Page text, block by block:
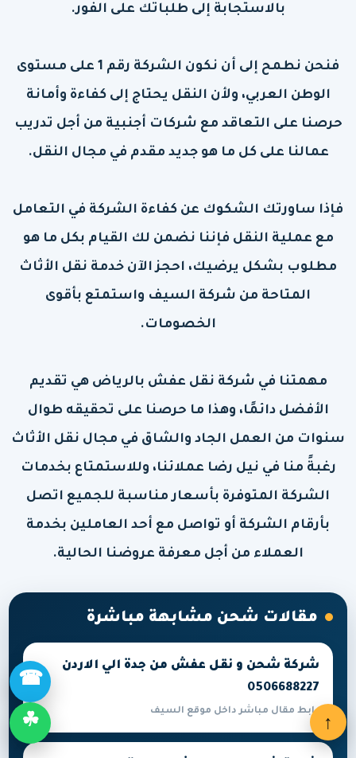
بالاستجابة إلى طلباتك على الفور.
فنحن نطمح إلى أن نكون الشركة رقم 1 على مستوى
الوطن العربي، ولأن النقل يحتاج إلى كفاءة وأمانة
حرصنا على التعاقد مع شركات أجنبية من أجل تدريب
عمالنا على كل ما هو جديد مقدم في مجال النقل.
فإذا ساورتك الشكوك عن كفاءة الشركة في التعامل
مع عملية النقل فإننا نضمن لك القيام بكل ما هو
مطلوب بشكل يرضيك، احجز الآن خدمة نقل الأثاث
المتاحة من شركة السيف واستمتع بأقوى
الخصومات.
مهمتنا في شركة نقل عفش بالرياض هي تقديم
الأفضل دائمًا، وهذا ما حرصنا على تحقيقه طوال
سنوات من العمل الجاد والشاق في مجال نقل الأثاث
رغبةً منا في نيل رضا عملائنا، وللاستمتاع بخدمات
الشركة المتوفرة بأسعار مناسبة للجميع اتصل
بأرقام الشركة أو تواصل مع أحد العاملين بخدمة
العملاء من أجل معرفة عروضنا الحالية.
مقالات شحن مشابهة مباشرة
شركة شحن و نقل عفش من جدة الي الاردن
0506688227
رابط مقال مباشر داخل موقع السيف
☎
☘ ↑